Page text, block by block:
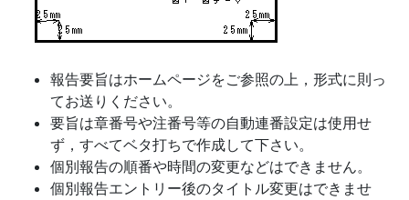
報告要旨はホームページをご参照の上，形式に則っ
てお送りください。
要旨は章番号や注番号等の自動連番設定は使用せ
ず，すべてベタ打ちで作成して下さい。
個別報告の順番や時間の変更などはできません。
個別報告エントリー後のタイトル変更はできませ